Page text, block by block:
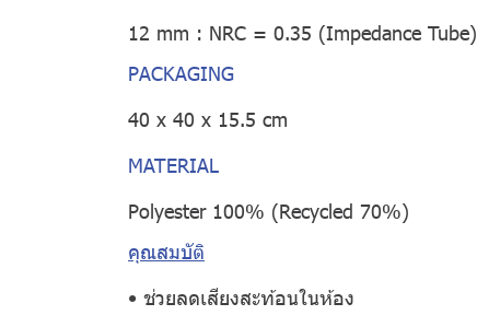
12 mm : NRC = 0.35 (Impedance Tube)
PACKAGING
40 x 40 x 15.5 cm
MATERIAL
Polyester 100% (Recycled 70%)
คุณสมบัติ
• ช่วยลดเสียงสะท้อนในห้อง